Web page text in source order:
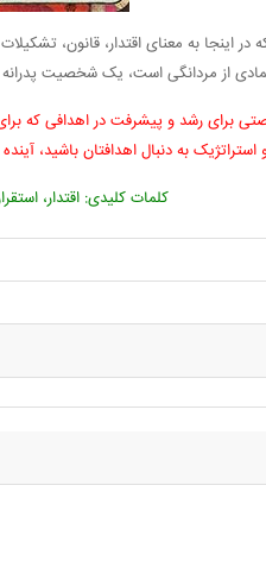
در اینجا به معنای اقتدار، قانون،
از مردانگی است، یک شخصیت پدرانه
برای رشد و پیشرفت در اهدافی که برای
استراتژیک به دنبال اهدافتان باشید،
کلمات کلیدی: اقتدار،